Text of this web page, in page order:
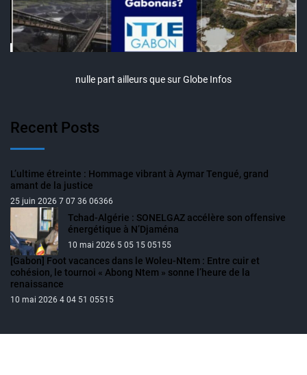
nulle part ailleurs que sur Globe Infos
Recent Posts
L’ultime étreinte : Hommage vibrant à Aymar Tengué, grand
amant de la justice
25 juin 2026 7 07 36 06366
Tchad-Algérie : SONELGAZ accélère son offensive
énergétique à N’Djaména
10 mai 2026 5 05 15 05155
[Gabon] Foot vacances dans le Woleu-Ntem : Entre cuir et
cohésion, le tournoi « Abong Ntem » sonne l’heure de la
renaissance
10 mai 2026 4 04 51 05515